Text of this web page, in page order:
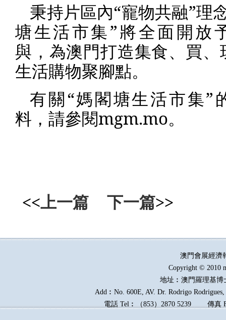
秉持片區內“寵物共融”理
塘生活市集”將全面開放
與，為澳門打造集食、買、
生活購物聚腳點。
有關“媽閣塘生活市集”
料，請參閱mgm.mo。
<<上一篇 下一篇>>
澳門會展經
Copyright © 2010
地址︰澳門羅理基博
Add︰No. 600E, AV. Dr. Rodrigo
電話 Tel︰（853）2870 5239傳真